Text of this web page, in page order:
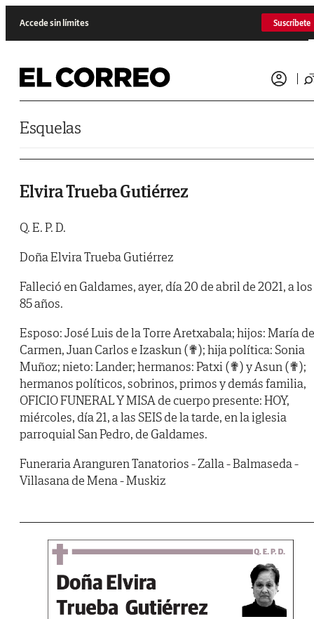
Accede sin límites Suscríbete
Esquelas
Elvira Trueba Gutiérrez
Q. E. P. D.
Doña Elvira Trueba Gutiérrez
Falleció en Galdames, ayer, día 20 de abril de 2021, a los
85 años.
Esposo: José Luis de la Torre Aretxabala; hijos: María
Carmen, Juan Carlos e Izaskun (✟); hija política: Sonia
Muñoz; nieto: Lander; hermanos: Patxi (✟) y Asun (✟);
hermanos políticos, sobrinos, primos y demás familia,
OFICIO FUNERAL Y MISA de cuerpo presente: HOY,
miércoles, día 21, a las SEIS de la tarde, en la iglesia
parroquial San Pedro, de Galdames.
Funeraria Aranguren Tanatorios - Zalla - Balmaseda -
Villasana de Mena - Muskiz